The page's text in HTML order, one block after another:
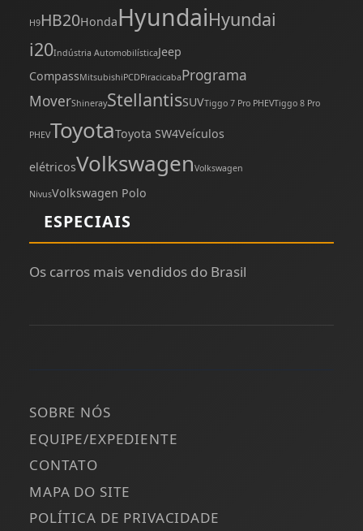
H9HB20HondaHyundaiHyundai
i20Indústria AutomobilísticaJeep
CompassMitsubishiPCDPiracicabaPrograma
MoverShinerayStellantisSUVTiggo 7 Pro PHEVTiggo 8 Pro
PHEVToyotaToyota SW4Veículos
elétricosVolkswagenVolkswagen
NivusVolkswagen Polo
ESPECIAIS
Os carros mais vendidos do Brasil
SOBRE NÓS
EQUIPE/EXPEDIENTE
CONTATO
MAPA DO SITE
POLÍTICA DE PRIVACIDADE